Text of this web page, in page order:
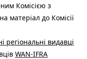
Комісією з
матеріал до Комісії
регіональні видавці
WAN-IFRA